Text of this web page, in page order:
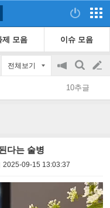
제 모음 이슈 모음
전체보기
공
지
on/off
검
색
글
쓰
10추글
다는 술병
2025-09-15 13:03:37